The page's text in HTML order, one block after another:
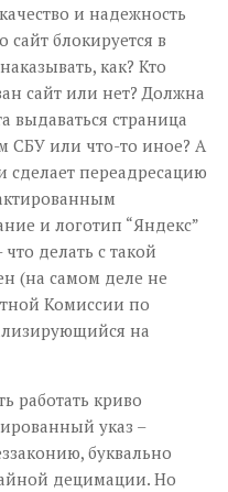
и надежность
блокируется в
как? Кто
сайт или нет? Должна
выдаваться страница
СБУ или что-то иное? А
сделает переадресацию
и логотип “Яндекс”
делать с такой
(на самом деле не
Комиссии по
на
работать криво
указ –
буквально
децимации. Но